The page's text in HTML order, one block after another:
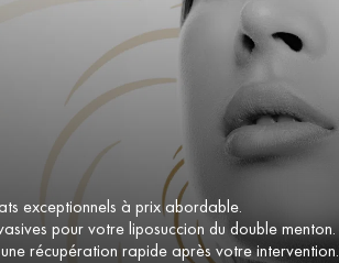
exceptionnels à prix abordable.
pour votre liposuccion du double menton.
récupération rapide après votre intervention.